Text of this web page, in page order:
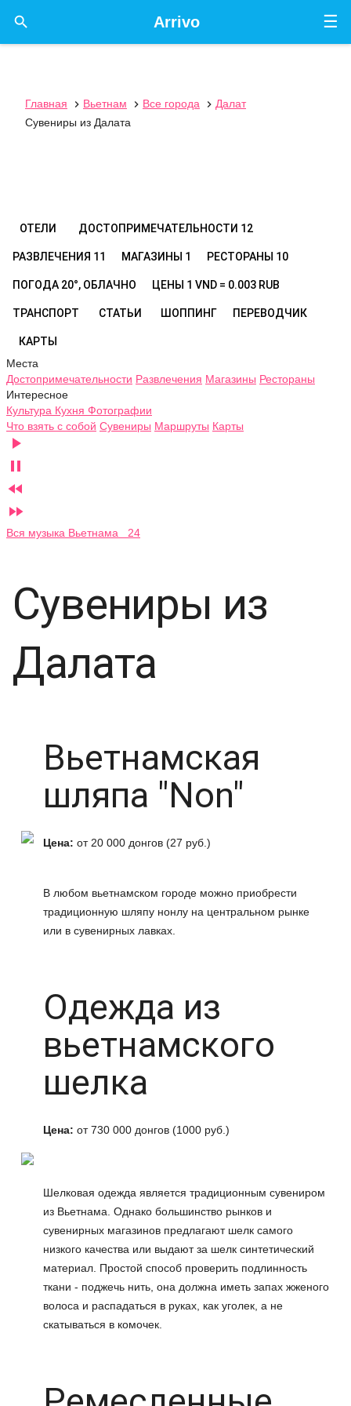
☰
Arrivo

Главная  Вьетнам  Все города  Далат
Сувениры из Далата
ОТЕЛИ ДОСТОПРИМЕЧАТЕЛЬНОСТИ 12
РАЗВЛЕЧЕНИЯ 11 МАГАЗИНЫ 1 РЕСТОРАНЫ 10
ПОГОДА 20°, ОБЛАЧНО ЦЕНЫ 1 VND = 0.003 RUB
ТРАНСПОРТ СТАТЬИ ШОППИНГ ПЕРЕВОДЧИК
КАРТЫ
Места
Достопримечательности Развлечения Магазины Рестораны
Интересное
Культура Кухня Фотографии
Что взять с собой Сувениры Маршруты Карты




Вся музыка Вьетнама 24
Сувениры из
Далата
Вьетнамская
шляпа "Non"
Цена: от 20 000 донгов (27 руб.)
В любом вьетнамском городе можно приобрести
традиционную шляпу нонлу на центральном рынке
или в сувенирных лавках.
Одежда из
вьетнамского
шелка
Цена: от 730 000 донгов (1000 руб.)
Шелковая одежда является традиционным сувениром
из Вьетнама. Однако большинство рынков и
сувенирных магазинов предлагают шелк самого
низкого качества или выдают за шелк синтетический
материал. Простой способ проверить подлинность
ткани - поджечь нить, она должна иметь запах жженого
волоса и распадаться в руках, как уголек, а не
скатываться в комочек.